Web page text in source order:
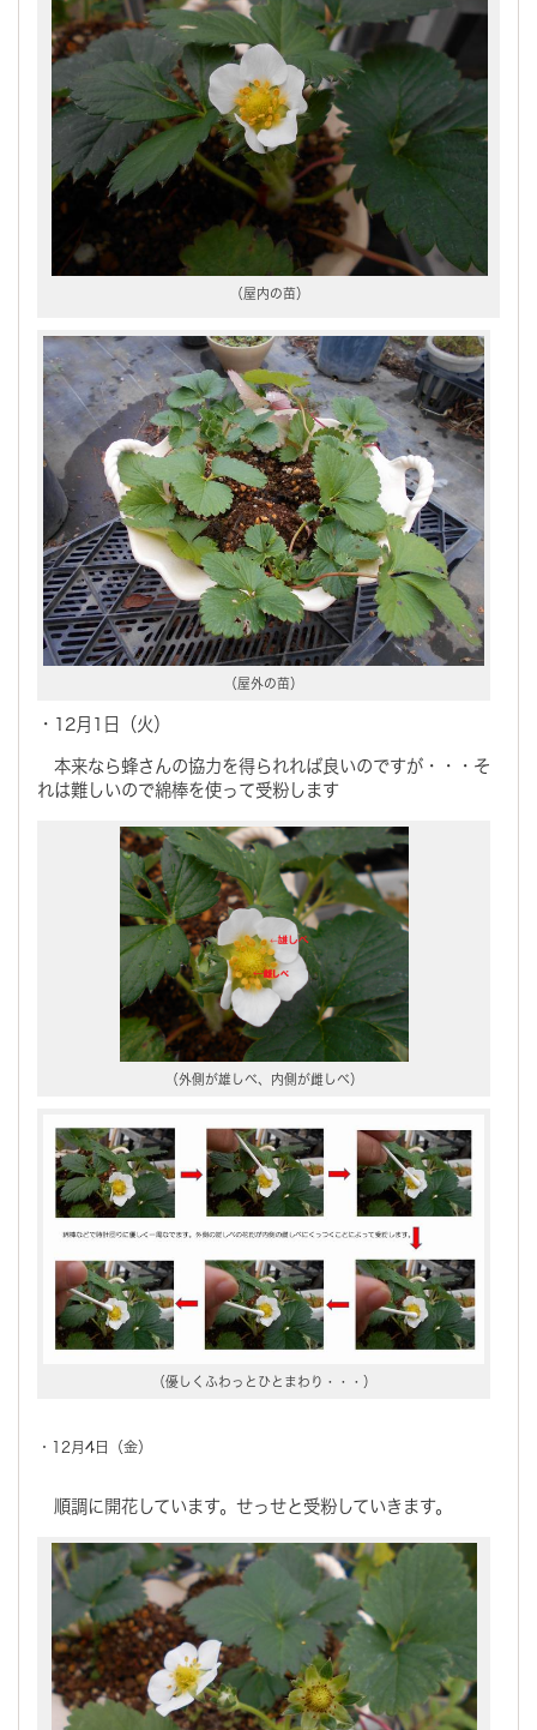
（屋内の苗）
（屋外の苗）
・12月1日（火）
本来なら蜂さんの協力を得られれば良いのですが・・・そ
れは難しいので綿棒を使って受粉します
（外側が雄しべ、内側が雌しべ）
（優しくふわっとひとまわり・・・）
・12月4日（金）
順調に開花しています。せっせと受粉していきます。